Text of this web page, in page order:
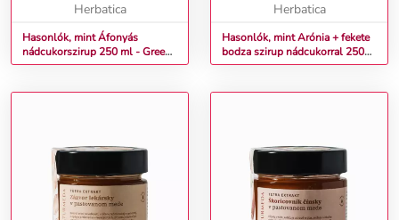
Herbatica
Hasonlók, mint Áfonyás
nádcukorszirup 250 ml - Green
idea
Herbatica
Hasonlók, mint Arónia + fekete
bodza szirup nádcukorral 250
ml - Green idea